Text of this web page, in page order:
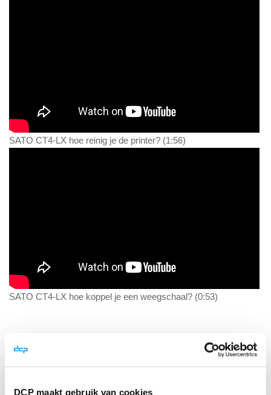
DCP maakt gebruik van cookies
SATO CT4-LX hoe reinig je de printer? (1:56)
SATO CT4-LX hoe koppel je een weegschaal? (0:53)